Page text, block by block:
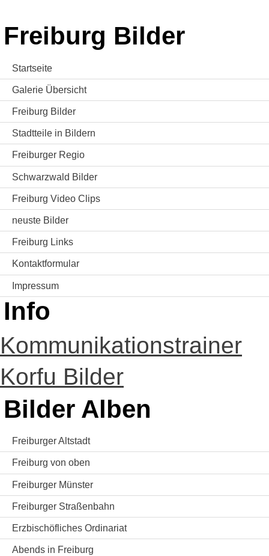
Freiburg Bilder
Startseite
Galerie Übersicht
Freiburg Bilder
Stadtteile in Bildern
Freiburger Regio
Schwarzwald Bilder
Freiburg Video Clips
neuste Bilder
Freiburg Links
Kontaktformular
Impressum
Info
Kommunikationstrainer
Korfu Bilder
Bilder Alben
Freiburger Altstadt
Freiburg von oben
Freiburger Münster
Freiburger Straßenbahn
Erzbischöfliches Ordinariat
Abends in Freiburg